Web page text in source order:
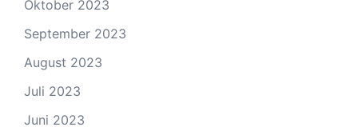
Oktober 2023
September 2023
August 2023
Juli 2023
Juni 2023